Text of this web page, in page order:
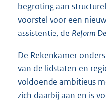
begroting aan
voorstel voor een
assistentie, de Reform
De Rekenkamer
van de lidstaten en
voldoende ambitieus
zich daarbij aan en is